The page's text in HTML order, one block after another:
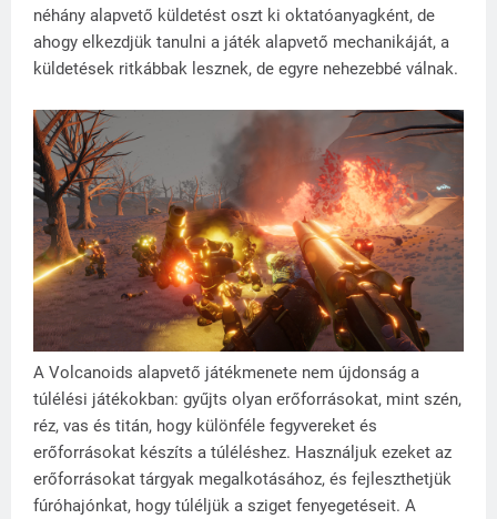
néhány alapvető küldetést oszt ki oktatóanyagként, de
ahogy elkezdjük tanulni a játék alapvető mechanikáját, a
küldetések ritkábbak lesznek, de egyre nehezebbé válnak.
A Volcanoids alapvető játékmenete nem újdonság a
túlélési játékokban: gyűjts olyan erőforrásokat, mint szén,
réz, vas és titán, hogy különféle fegyvereket és
erőforrásokat készíts a túléléshez. Használjuk ezeket az
erőforrásokat tárgyak megalkotásához, és fejleszthetjük
fúróhajónkat, hogy túléljük a sziget fenyegetéseit. A